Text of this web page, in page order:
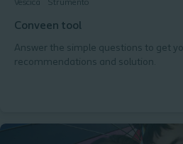
Vescica Strumento
Conveen tool
Answer the simple questions to get
recommendations and solution.